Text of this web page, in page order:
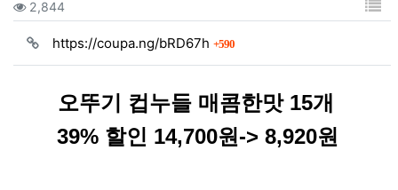
컨텐츠 정보
조회2,844 목
https://coupa.ng/bRD67h 590회 연결
오뚜기 컵누들 매콤한맛 15개
39% 할인 14,700원-> 8,920원